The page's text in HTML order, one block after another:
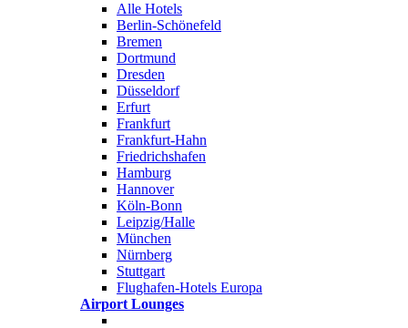
Alle Hotels
Berlin-Schönefeld
Bremen
Dortmund
Dresden
Düsseldorf
Erfurt
Frankfurt
Frankfurt-Hahn
Friedrichshafen
Hamburg
Hannover
Köln-Bonn
Leipzig/Halle
München
Nürnberg
Stuttgart
Flughafen-Hotels Europa
Airport Lounges